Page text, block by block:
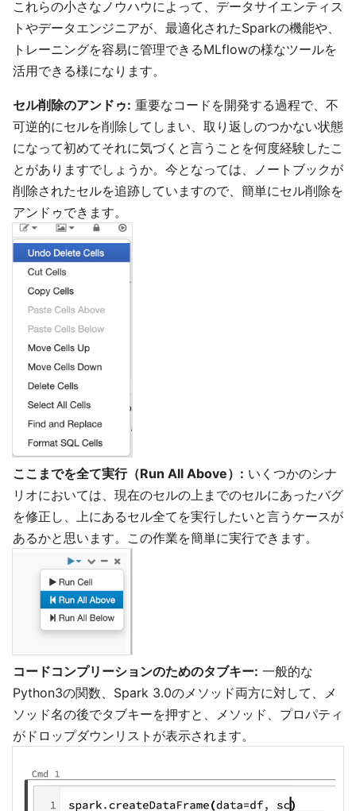
これらの小さなノウハウによって、データサイエンティス
トやデータエンジニアが、最適化されたSparkの機能や、
トレーニングを容易に管理できるMLflowの様なツールを
活用できる様になります。
セル削除のアンドゥ: 重要なコードを開発する過程で、不
可逆的にセルを削除してしまい、取り返しのつかない状態
になって初めてそれに気づくと言うことを何度経験したこ
とがありますでしょうか。今となっては、ノートブックが
削除されたセルを追跡していますので、簡単にセル削除を
アンドゥできます。
ここまでを全て実行（Run All Above）: いくつかのシナ
リオにおいては、現在のセルの上までのセルにあったバグ
を修正し、上にあるセル全てを実行したいと言うケースが
あるかと思います。この作業を簡単に実行できます。
コードコンプリーションのためのタブキー: 一般的な
Python3の関数、Spark 3.0のメソッド両方に対して、メ
ソッド名の後でタブキーを押すと、メソッド、プロパティ
がドロップダウンリストが表示されます。